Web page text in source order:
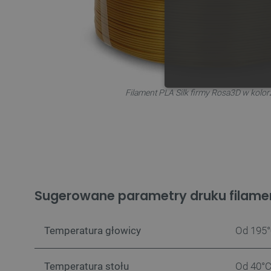
Filament PLA Silk firmy Rosa3D w
Sugerowane parametry druku
Temperatura głowicy Od
Temperatura stołu Od
PrestaShop-